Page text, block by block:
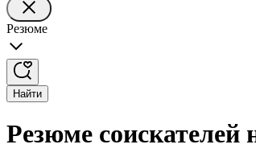
Резюме
Найти
Резюме